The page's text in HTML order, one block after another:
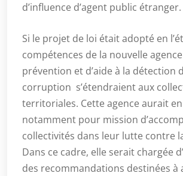
d’influence d’agent public étranger.
Si le projet de loi était adopté en
compétences de la nouvelle
prévention et d’aide à la détection
corruption s’étendraient aux
territoriales. Cette agence aurait
notamment pour mission
collectivités dans leur lutte contre
Dans ce cadre, elle serait chargée
des recommandations destinées à